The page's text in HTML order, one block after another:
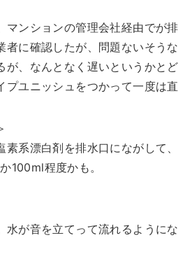
マンションの管理会社経由でが
者に確認したが、問題ないそう
が、なんとなく遅いというかと
プユニッシュをつかって一度は
素系漂白剤を排水口にながして
100ml程度かも。
水が音を立てって流れるように